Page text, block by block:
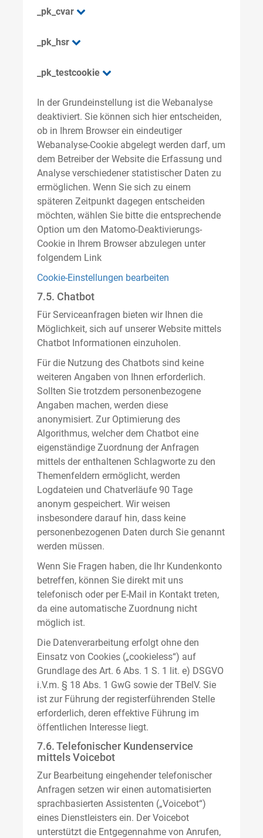
_pk_cvar
_pk_hsr
_pk_testcookie
In der Grundeinstellung ist die Webanalyse
deaktiviert. Sie können sich hier entscheiden,
ob in Ihrem Browser ein eindeutiger
Webanalyse-Cookie abgelegt werden darf, um
dem Betreiber der Website die Erfassung und
Analyse verschiedener statistischer Daten zu
ermöglichen. Wenn Sie sich zu einem
späteren Zeitpunkt dagegen entscheiden
möchten, wählen Sie bitte die entsprechende
Option um den Matomo-Deaktivierungs-
Cookie in Ihrem Browser abzulegen unter
folgendem Link
Cookie-Einstellungen bearbeiten
7.5. Chatbot
Für Serviceanfragen bieten wir Ihnen die
Möglichkeit, sich auf unserer Website mittels
Chatbot Informationen einzuholen.
Für die Nutzung des Chatbots sind keine
weiteren Angaben von Ihnen erforderlich.
Sollten Sie trotzdem personenbezogene
Angaben machen, werden diese
anonymisiert. Zur Optimierung des
Algorithmus, welcher dem Chatbot eine
eigenständige Zuordnung der Anfragen
mittels der enthaltenen Schlagworte zu den
Themenfeldern ermöglicht, werden
Logdateien und Chatverläufe 90 Tage
anonym gespeichert. Wir weisen
insbesondere darauf hin, dass keine
personenbezogenen Daten durch Sie genannt
werden müssen.
Wenn Sie Fragen haben, die Ihr Kundenkonto
betreffen, können Sie direkt mit uns
telefonisch oder per E-Mail in Kontakt treten,
da eine automatische Zuordnung nicht
möglich ist.
Die Datenverarbeitung erfolgt ohne den
Einsatz von Cookies („cookieless“) auf
Grundlage des Art. 6 Abs. 1 S. 1 lit. e) DSGVO
i.V.m. § 18 Abs. 1 GwG sowie der TBelV. Sie
ist zur Führung der registerführenden Stelle
erforderlich, deren effektive Führung im
öffentlichen Interesse liegt.
7.6. Telefonischer Kundenservice
mittels Voicebot
Zur Bearbeitung eingehender telefonischer
Anfragen setzen wir einen automatisierten
sprachbasierten Assistenten („Voicebot“)
eines Dienstleisters ein. Der Voicebot
unterstützt die Entgegennahme von Anrufen,